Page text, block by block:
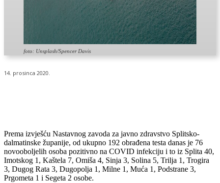
foto: Unsplash/Spencer Davis
14. prosinca 2020.
Prema izvješću Nastavnog zavoda za javno zdravstvo Splitsko-
dalmatinske županije, od ukupno 192 obrađena testa danas je 76
novooboljelih osoba pozitivno na COVID infekciju i to iz Splita 40,
Imotskog 1, Kaštela 7, Omiša 4, Sinja 3, Solina 5, Trilja 1, Trogira
3, Dugog Rata 3, Dugopolja 1, Milne 1, Muća 1, Podstrane 3,
Prgometa 1 i Segeta 2 osobe.